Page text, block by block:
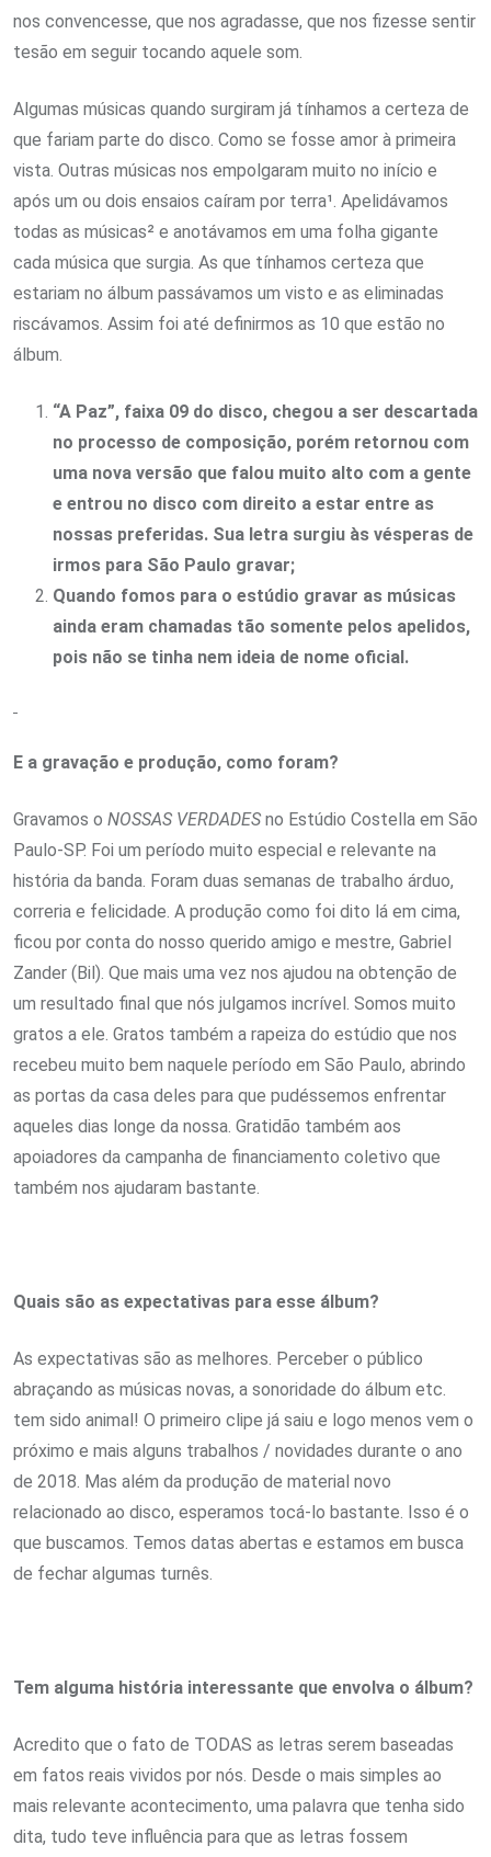
nos convencesse, que nos agradasse, que nos fizesse sentir
tesão em seguir tocando aquele som.
Algumas músicas quando surgiram já tínhamos a certeza de
que fariam parte do disco. Como se fosse amor à primeira
vista. Outras músicas nos empolgaram muito no início e
após um ou dois ensaios caíram por terra¹. Apelidávamos
todas as músicas² e anotávamos em uma folha gigante
cada música que surgia. As que tínhamos certeza que
estariam no álbum passávamos um visto e as eliminadas
riscávamos. Assim foi até definirmos as 10 que estão no
álbum.
“A Paz”, faixa 09 do disco, chegou a ser descartada
no processo de composição, porém retornou com
uma nova versão que falou muito alto com a gente
e entrou no disco com direito a estar entre as
nossas preferidas. Sua letra surgiu às vésperas de
irmos para São Paulo gravar;
Quando fomos para o estúdio gravar as músicas
ainda eram chamadas tão somente pelos apelidos,
pois não se tinha nem ideia de nome oficial.
E a gravação e produção, como foram?
Gravamos o NOSSAS VERDADES no Estúdio Costella em São
Paulo-SP. Foi um período muito especial e relevante na
história da banda. Foram duas semanas de trabalho árduo,
correria e felicidade. A produção como foi dito lá em cima,
ficou por conta do nosso querido amigo e mestre, Gabriel
Zander (Bil). Que mais uma vez nos ajudou na obtenção de
um resultado final que nós julgamos incrível. Somos muito
gratos a ele. Gratos também a rapeiza do estúdio que nos
recebeu muito bem naquele período em São Paulo, abrindo
as portas da casa deles para que pudéssemos enfrentar
aqueles dias longe da nossa. Gratidão também aos
apoiadores da campanha de financiamento coletivo que
também nos ajudaram bastante.
Quais são as expectativas para esse álbum?
As expectativas são as melhores. Perceber o público
abraçando as músicas novas, a sonoridade do álbum etc.
tem sido animal! O primeiro clipe já saiu e logo menos vem o
próximo e mais alguns trabalhos / novidades durante o ano
de 2018. Mas além da produção de material novo
relacionado ao disco, esperamos tocá-lo bastante. Isso é o
que buscamos. Temos datas abertas e estamos em busca
de fechar algumas turnês.
Tem alguma história interessante que envolva o álbum?
Acredito que o fato de TODAS as letras serem baseadas
em fatos reais vividos por nós. Desde o mais simples ao
mais relevante acontecimento, uma palavra que tenha sido
dita, tudo teve influência para que as letras fossem